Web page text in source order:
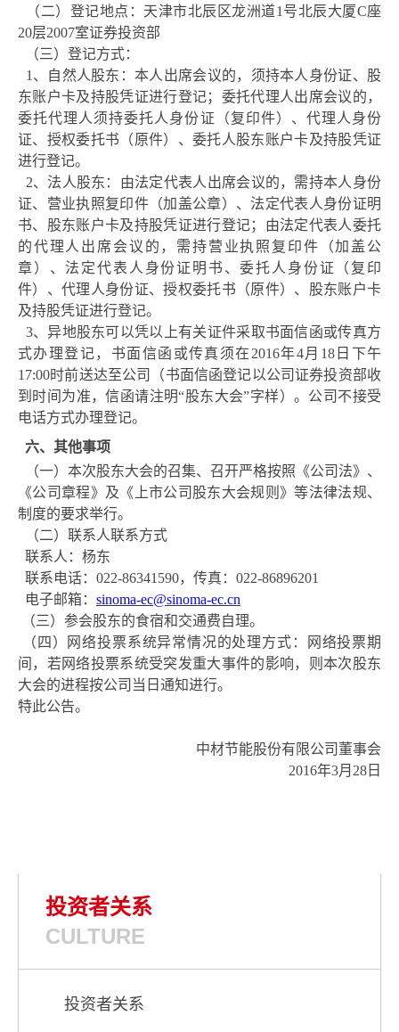
（二）登记地点：天津市北辰区龙洲道1号北辰大厦C座
20层2007室证券投资部
（三）登记方式：
1、自然人股东：本人出席会议的，须持本人身份证、股
东账户卡及持股凭证进行登记；委托代理人出席会议的，
委托代理人须持委托人身份证（复印件）、代理人身份
证、授权委托书（原件）、委托人股东账户卡及持股凭证
进行登记。
2、法人股东：由法定代表人出席会议的，需持本人身份
证、营业执照复印件（加盖公章）、法定代表人身份证明
书、股东账户卡及持股凭证进行登记；由法定代表人委托
的代理人出席会议的，需持营业执照复印件（加盖公
章）、法定代表人身份证明书、委托人身份证（复印
件）、代理人身份证、授权委托书（原件）、股东账户卡
及持股凭证进行登记。
3、异地股东可以凭以上有关证件采取书面信函或传真方
式办理登记，书面信函或传真须在2016年4月18日下午
17:00时前送达至公司（书面信函登记以公司证券投资部收
到时间为准，信函请注明“股东大会”字样）。公司不接受
电话方式办理登记。
六、 其他事项
（一）本次股东大会的召集、召开严格按照《公司法》、
《公司章程》及《上市公司股东大会规则》等法律法规、
制度的要求举行。
（二）联系人联系方式
联系人：杨东
联系电话： 022-86341590，传真：022-86896201
电子邮箱： sinoma-ec@sinoma-ec.cn
（三）参会股东的食宿和交通费自理。
（四）网络投票系统异常情况的处理方式：网络投票期
间，若网络投票系统受突发重大事件的影响，则本次股东
大会的进程按公司当日通知进行。
特此公告。
中材节能股份有限公司 董事会
2016年3月28日
投资者关系
CULTURE
投资者关系